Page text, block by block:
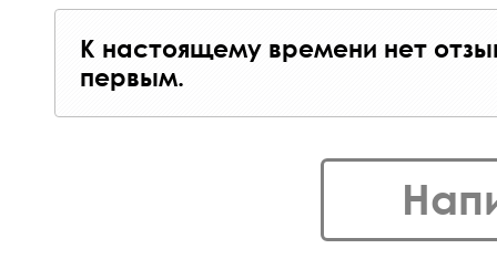
К настоящему времени нет
первым.